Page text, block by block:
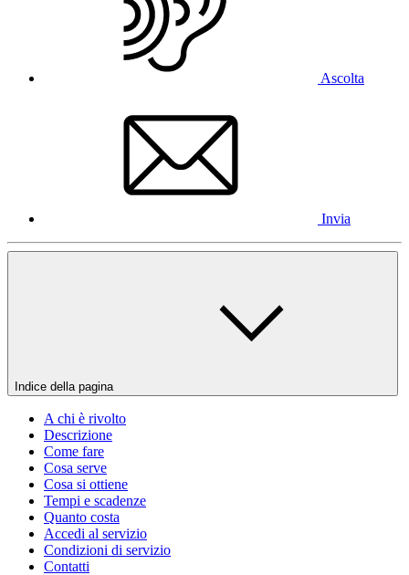
Ascolta
Invia
Indice della pagina
A chi è rivolto
Descrizione
Come fare
Cosa serve
Cosa si ottiene
Tempi e scadenze
Quanto costa
Accedi al servizio
Condizioni di servizio
Contatti